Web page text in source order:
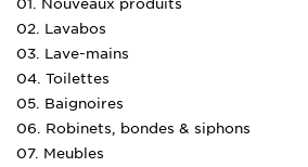
02. Lavabos
03. Lave-mains
04. Toilettes
05. Baignoires
06. Robinets, bondes & siphons
07. Meubles